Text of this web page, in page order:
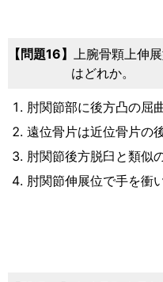
問題16
上腕骨顆上伸
はどれか。
肘関節部に後方凸の屈
遠位骨片は近位骨片の
肘関節後方脱臼と類似
肘関節伸展位で手を衝